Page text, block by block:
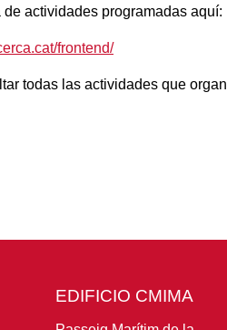
actividades programadas aquí:
frontend/
todas las actividades que
EDIFICIO CMIMA